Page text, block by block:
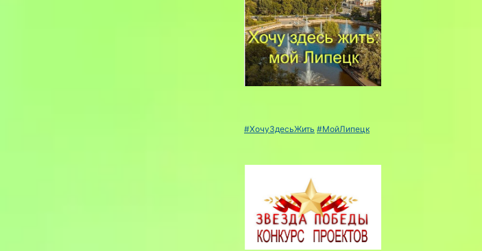
#ХочуЗдесьЖить #МойЛипецк